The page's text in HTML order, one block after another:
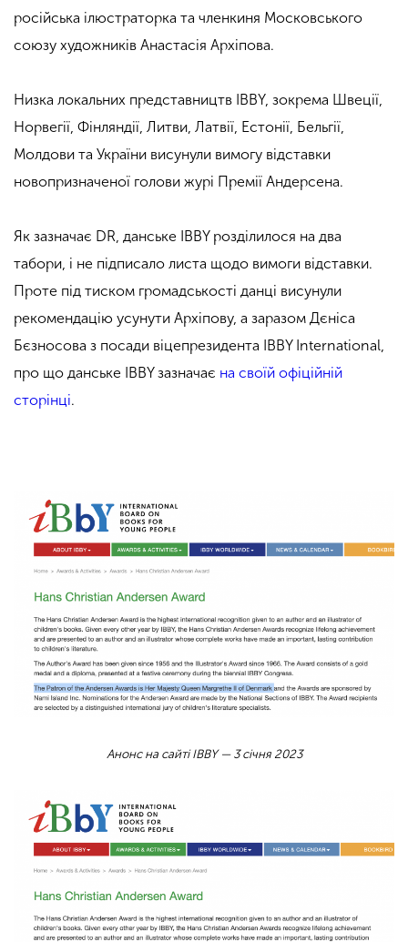
російська ілюстраторка та членкиня Московського
союзу художників Анастасія Архіпова.
Низка локальних представництв IBBY, зокрема Швеції,
Норвегії, Фінляндії, Литви, Латвії, Естонії, Бельгії,
Молдови та України висунули вимогу відставки
новопризначеної голови журі Премії Андерсена.
Як зазначає DR, данське IBBY розділилося на два
табори, і не підписало листа щодо вимоги відставки.
Проте під тиском громадськості данці висунули
рекомендацію усунути Архіпову, а заразом Дєніса
Бєзносова з посади віцепрезидента IBBY International,
про що данське IBBY зазначає на своїй офіційній
сторінці.
Анонс на сайті IBBY — 3 січня 2023